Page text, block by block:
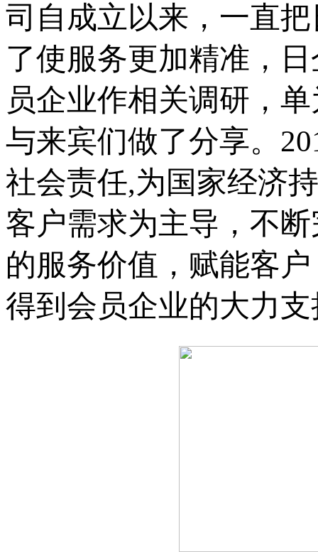
司自成立以来，一直
了使服务更加精准，
员企业作相关调研，
与来宾们做了分享。
社会责任,为国家经济
客户需求为主导，不
的服务价值，赋能客
得到会员企业的大力